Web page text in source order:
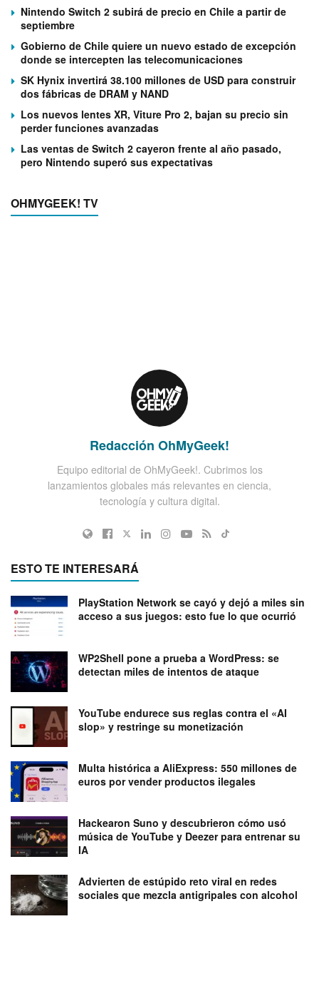
Nintendo Switch 2 subirá de precio en Chile a partir de
septiembre
Gobierno de Chile quiere un nuevo estado de excepción
donde se intercepten las telecomunicaciones
SK Hynix invertirá 38.100 millones de USD para construir
dos fábricas de DRAM y NAND
Los nuevos lentes XR, Viture Pro 2, bajan su precio sin
perder funciones avanzadas
Las ventas de Switch 2 cayeron frente al año pasado,
pero Nintendo superó sus expectativas
OHMYGEEK! TV
Redacción OhMyGeek!
Equipo editorial de OhMyGeek!. Cubrimos los
lanzamientos globales más relevantes en ciencia,
tecnología y cultura digital.
ESTO TE INTERESARÁ
PlayStation Network se cayó y dejó a miles sin
acceso a sus juegos: esto fue lo que ocurrió
WP2Shell pone a prueba a WordPress: se
detectan miles de intentos de ataque
YouTube endurece sus reglas contra el «AI
slop» y restringe su monetización
Multa histórica a AliExpress: 550 millones de
euros por vender productos ilegales
Hackearon Suno y descubrieron cómo usó
música de YouTube y Deezer para entrenar su
IA
Advierten de estúpido reto viral en redes
sociales que mezcla antigripales con alcohol